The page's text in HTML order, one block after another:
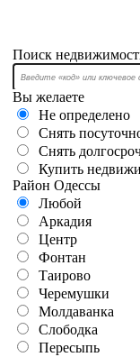
Поиск
Вы желаете
Не определено
Снять
Снять
Купить
Район Одессы
Любой
Аркадия
Центр
Фонтан
Таирово
Черемушки
Молдаванка
Слободка
Пересыпь